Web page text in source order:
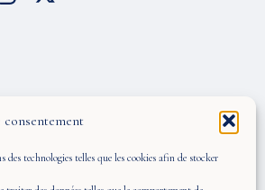
consentement
technologies telles que les cookies afin de stocker